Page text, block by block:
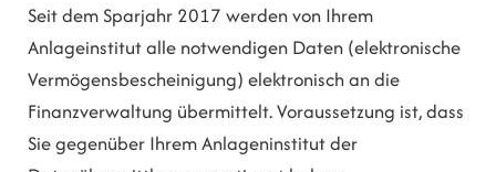
Seit dem Sparjahr 2017 werden von Ihrem
Anlageinstitut alle notwendigen Daten (elektronische
Vermögensbescheinigung) elektronisch an die
Finanzverwaltung übermittelt. Voraussetzung ist, dass
Sie gegenüber Ihrem Anlageninstitut der